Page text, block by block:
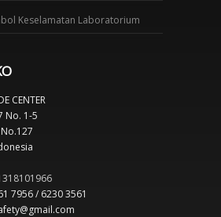
Keselamatan Laboratorium
CENTER
No. 1-5
7956 / 6230 3561